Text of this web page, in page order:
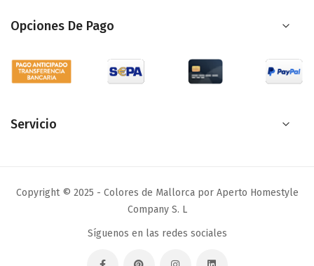
Opciones De Pago
Servicio
Copyright © 2025 - Colores de Mallorca por Aperto Homestyle
Company S. L
Síguenos en las redes sociales